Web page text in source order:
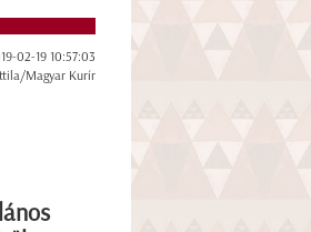
02-19 10:57:03
Magyar Kurír